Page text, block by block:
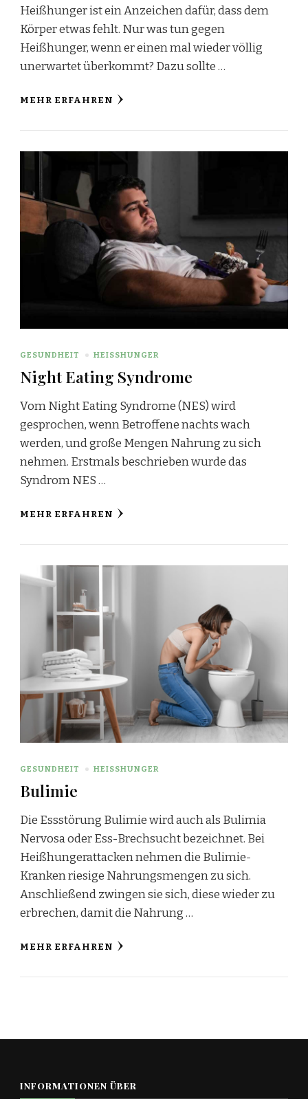
Heißhunger ist ein Anzeichen dafür, dass dem
Körper etwas fehlt. Nur was tun gegen
Heißhunger, wenn er einen mal wieder völlig
unerwartet überkommt? Dazu sollte …
MEHR ERFAHREN
GESUNDHEIT HEISSHUNGER
Night Eating Syndrome
Vom Night Eating Syndrome (NES) wird
gesprochen, wenn Betroffene nachts wach
werden, und große Mengen Nahrung zu sich
nehmen. Erstmals beschrieben wurde das
Syndrom NES …
MEHR ERFAHREN
GESUNDHEIT HEISSHUNGER
Bulimie
Die Essstörung Bulimie wird auch als Bulimia
Nervosa oder Ess-Brechsucht bezeichnet. Bei
Heißhungerattacken nehmen die Bulimie-
Kranken riesige Nahrungsmengen zu sich.
Anschließend zwingen sie sich, diese wieder zu
erbrechen, damit die Nahrung …
MEHR ERFAHREN
INFORMATIONEN ÜBER